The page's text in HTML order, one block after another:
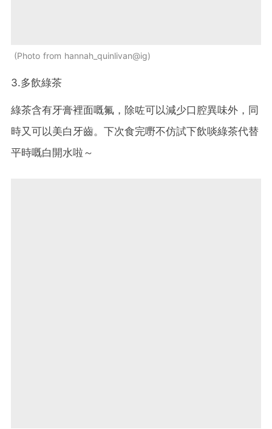
Photo from hannah_quinlivan@ig
3.多飲綠茶
綠茶含有牙膏裡面嘅氟，除咗可以減少口腔異味外，同
時又可以美白牙齒。下次食完嘢不仿試下飲啖綠茶代替
平時嘅白開水啦～